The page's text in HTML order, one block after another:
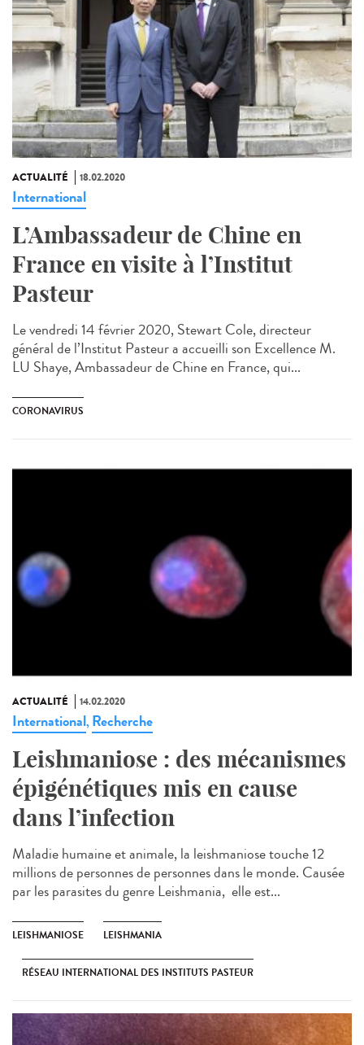
ACTUALITÉ 18.02.2020
International
L’Ambassadeur de Chine en
France en visite à l’Institut
Pasteur
Le vendredi 14 février 2020, Stewart Cole, directeur
général de l’Institut Pasteur a accueilli son Excellence M.
LU Shaye, Ambassadeur de Chine en France, qui...
CORONAVIRUS
ACTUALITÉ 14.02.2020
International, Recherche
Leishmaniose : des mécanismes
épigénétiques mis en cause
dans l’infection
Maladie humaine et animale, la leishmaniose touche 12
millions de personnes de personnes dans le monde. Causée
par les parasites du genre Leishmania, elle est...
LEISHMANIOSE LEISHMANIA
RÉSEAU INTERNATIONAL DES INSTITUTS PASTEUR